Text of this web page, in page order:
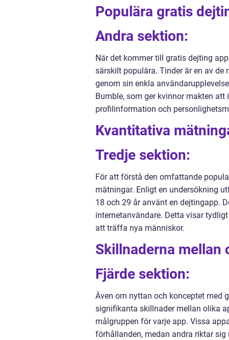
Populära gratis
Andra sektion:
När det kommer till gratis dejting
särskilt populära. Tinder är en av
genom sin enkla
Bumble, som ger kvinnor makten
profilinformation och
Kvantitativa
Tredje sektion:
För att förstå den omfattande
mätningar. Enligt en undersökning
18 och 29 år använt en dejtingapp.
internetanvändare. Detta visar
att träffa nya människor.
Skillnaderna mellan
Fjärde sektion:
Även om nyttan och konceptet med
signifikanta skillnader mellan olika
målgruppen för varje app. Vissa
förhållanden, medan andra riktar